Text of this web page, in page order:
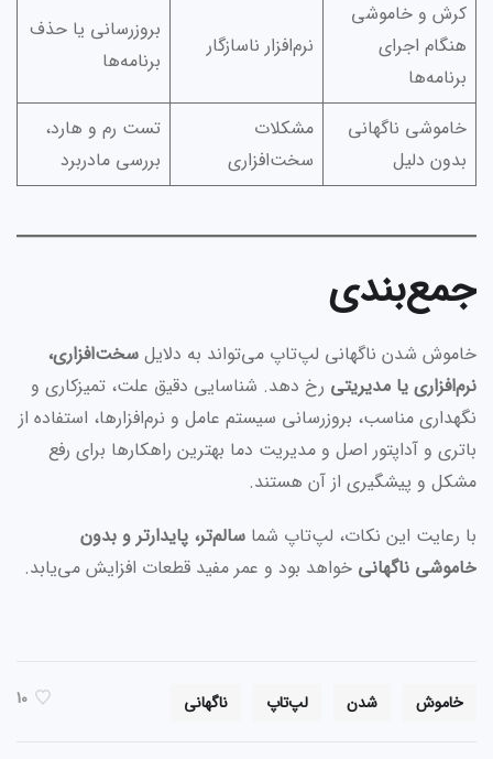
کرش و خاموشی
هنگام اجرای
برنامه‌ها
نرم‌افزار ناسازگار
بروزرسانی یا حذف
برنامه‌ها
خاموشی ناگهانی
بدون دلیل
مشکلات
سخت‌افزاری
تست رم و هارد،
بررسی مادربرد
جمع‌بندی
خاموش شدن ناگهانی لپ‌تاپ می‌تواند به دلایل سخت‌افزاری،
نرم‌افزاری یا مدیریتی رخ دهد. شناسایی دقیق علت، تمیزکاری و
نگهداری مناسب، بروزرسانی سیستم عامل و نرم‌افزارها، استفاده از
باتری و آداپتور اصل و مدیریت دما بهترین راهکارها برای رفع
مشکل و پیشگیری از آن هستند.
با رعایت این نکات، لپ‌تاپ شما سالم‌تر، پایدارتر و بدون
خاموشی ناگهانی خواهد بود و عمر مفید قطعات افزایش می‌یابد.
خاموش شدن لپ‌تاپ ناگهانی 10